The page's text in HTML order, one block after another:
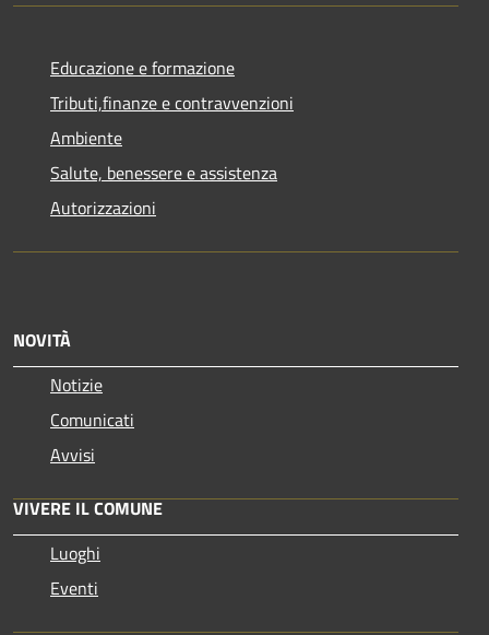
Educazione e formazione
Tributi,finanze e contravvenzioni
Ambiente
Salute, benessere e assistenza
Autorizzazioni
NOVITÀ
Notizie
Comunicati
Avvisi
VIVERE IL COMUNE
Luoghi
Eventi